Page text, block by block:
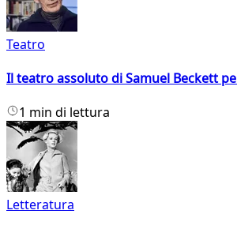
Teatro
Il teatro assoluto di Samuel Beckett
1 min di lettura
Letteratura